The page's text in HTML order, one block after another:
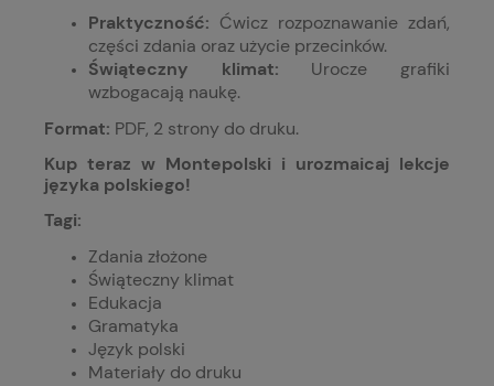
Praktyczność: Ćwicz rozpoznawanie zdań,
części zdania oraz użycie przecinków.
Świąteczny klimat: Urocze grafiki
wzbogacają naukę.
Format: PDF, 2 strony do druku.
Kup teraz w Montepolski i urozmaicaj lekcje
języka polskiego!
Tagi:
Zdania złożone
Świąteczny klimat
Edukacja
Gramatyka
Język polski
Materiały do druku